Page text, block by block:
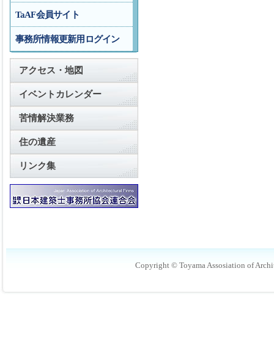
TaAF会員サイト
事務所情報更新用ログイン
アクセス・地図
イベントカレンダー
苦情解決業務
住の遺産
リンク集
Copyright © Toyama Assosiation of